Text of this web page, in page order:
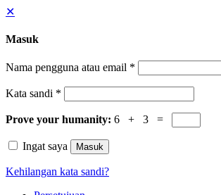
✕
Masuk
Nama pengguna atau email *
Kata sandi *
Prove your humanity: 6 + 3 =
Ingat saya Masuk
Kehilangan kata sandi?